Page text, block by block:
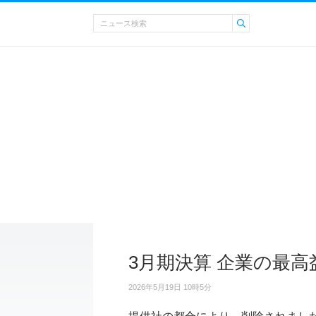
3月期決算 企業の最高
2026年5月19日 10時5分